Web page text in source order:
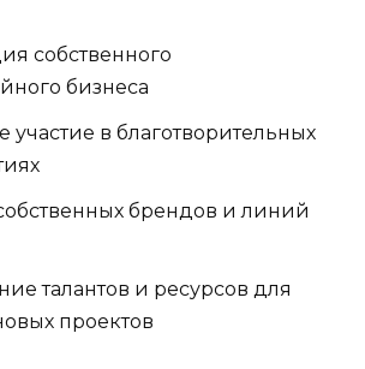
собственного
бизнеса
участие в благотворительных
брендов и линий
талантов и ресурсов для
проектов